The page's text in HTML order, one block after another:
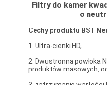
Filtry do kamer
o
Cechy produktu BST
1. Ultra-cienki HD,
2. Dwustronna powłoka
produktów masowych,